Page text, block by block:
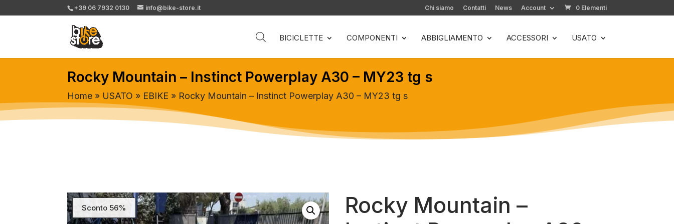
+39 06 7932 0130 info@bike-store.it Chi siamo Contatti News Account 0 Elementi
BICICLETTE COMPONENTI ABBIGLIAMENTO ACCESSORI USATO
Rocky Mountain – Instinct Powerplay A30 – MY23 tg s
Home » USATO » EBIKE » Rocky Mountain – Instinct Powerplay A30 – MY23 tg s
Sconto 56%
Rocky Mountain –